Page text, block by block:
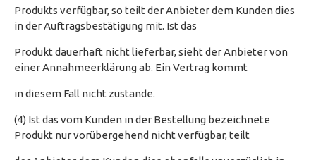
Produkts verfügbar, so teilt der Anbieter dem Kunden dies
in der Auftragsbestätigung mit. Ist das
Produkt dauerhaft nicht lieferbar, sieht der Anbieter von
einer Annahmeerklärung ab. Ein Vertrag kommt
in diesem Fall nicht zustande.
(4) Ist das vom Kunden in der Bestellung bezeichnete
Produkt nur vorübergehend nicht verfügbar, teilt